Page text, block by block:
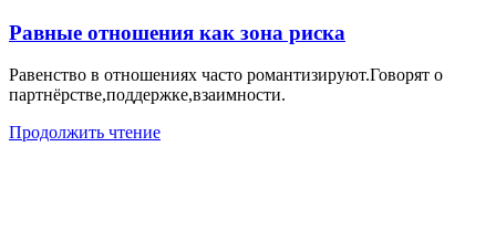
Равные отношения как зона риска
Равенство в отношениях часто романтизируют.Говорят о
партнёрстве,поддержке,взаимности.
Продолжить чтение